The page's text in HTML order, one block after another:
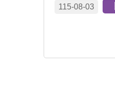
115-08-03